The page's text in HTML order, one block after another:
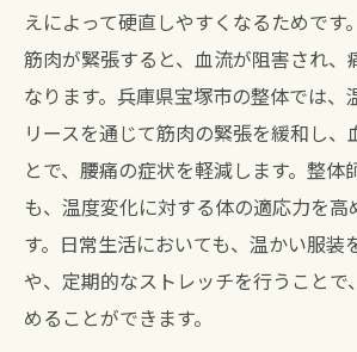
えによって硬直しやすくなるためです
筋肉が緊張すると、血流が阻害され、
なります。兵庫県宝塚市の整体では、
リースを通じて筋肉の緊張を緩和し、
とで、腰痛の症状を軽減します。整体
も、温度変化に対する体の適応力を高
す。日常生活においても、温かい服装
や、定期的なストレッチを行うことで
めることができます。